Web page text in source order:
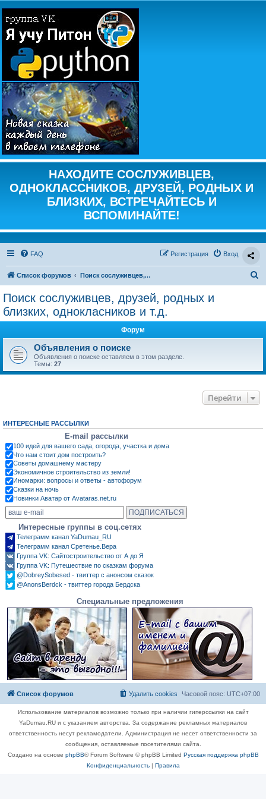
НАХОДИТЕ СОСЛУЖИВЦЕВ,
ОДНОКЛАССНИКОВ, ДРУЗЕЙ, РОДНЫХ И
БЛИЗКИХ, ВСТРЕЧАЙТЕСЬ И
ВСПОМИНАЙТЕ!
FAQ Вход
Регистрация
Список форумов Поиск сослуживцев, друзей, родных и близких, однокласников и т.д.
Поиск сослуживцев, друзей, родных и
близких, однокласников и т.д.
Форум
Объявления о поиске
Объявления о поиске оставляем в этом разделе.
Темы: 27
Перейти
ИНТЕРЕСНЫЕ РАССЫЛКИ
E-mail рассылки
100 идей для вашего сада, огорода, участка и дома
Что нам стоит дом построить?
Советы домашнему мастеру
Экономичное строительство из земли!
Иномарки: вопросы и ответы - автофорум
Сказки на ночь
Новинки Аватар от Avataras.net.ru
Интересные группы в соц.сетях
Телеграмм канал YaDumau_RU
Телеграмм канал Сретенье.Вера
Группа VK: Сайтостроительство от А до Я
Группа VK: Путешествие по сказкам форума
@DobreySobesed - твиттер с анонсом сказок
@AnonsBerdck - твиттер города Бердска
Специальные предложения
Список форумов Часовой пояс: UTC+07:00
Удалить cookies
Использование материалов возможно только при наличии гиперссылки на сайт
YaDumau.RU и с указанием авторства. За содержание рекламных материалов
ответственность несут рекламодатели. Администрация не несет ответственности за
сообщения, оставляемые посетителями сайта.
Создано на основе phpBB® Forum Software © phpBB Limited Русская поддержка phpBB
Конфиденциальность| Правила